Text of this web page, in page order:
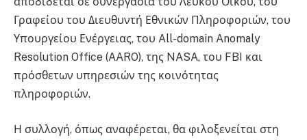
Γραφείου του Διευθυντή Εθνικών Πληροφοριών, του
Υπουργείου Ενέργειας, του All-domain Anomaly
Resolution Office (AARO), της NASA, του FBI και
πρόσθετων υπηρεσιών της κοινότητας
πληροφοριών.
Η συλλογή, όπως αναφέρεται, θα φιλοξενείται στη